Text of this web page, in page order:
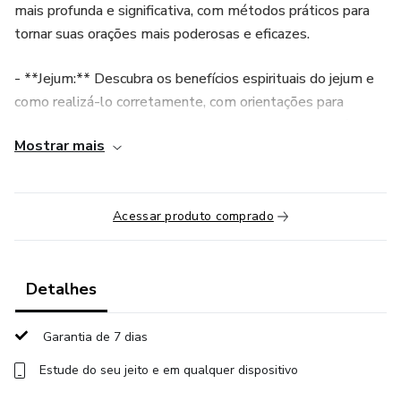
mais profunda e significativa, com métodos práticos para
tornar suas orações mais poderosas e eficazes.
- **Jejum:** Descubra os benefícios espirituais do jejum e
como realizá-lo corretamente, com orientações para
essencial do seu dia a dia com técnicas para compreender
melhor as escrituras e aplicá-las na sua vida.
espiritual e como manter-se alerta contra as tentações e
armadilhas do dia a dia.
perfeito para quem deseja fortalecer sua fé de maneira
Mostrar mais
Acessar produto comprado
Detalhes
Garantia de 7 dias
Estude do seu jeito e em qualquer dispositivo